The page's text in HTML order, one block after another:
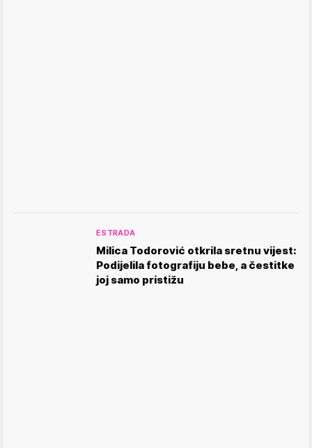
ESTRADA
Milica Todorović otkrila sretnu vijest:
Podijelila fotografiju bebe, a čestitke
joj samo pristižu